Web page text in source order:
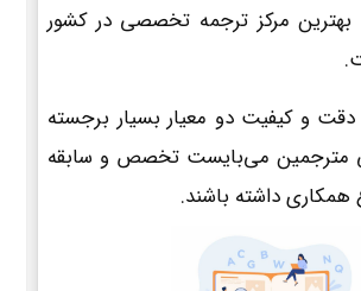
مرکز ترجمه تخصصی در کشور
و کیفیت دو معیار بسیار برجسته
مترجمین می‌بایست تخصص و سابقه
داشته باشند.